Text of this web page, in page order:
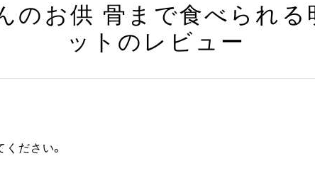
のお供 骨まで食べられる
ットのレビュー
ださい。